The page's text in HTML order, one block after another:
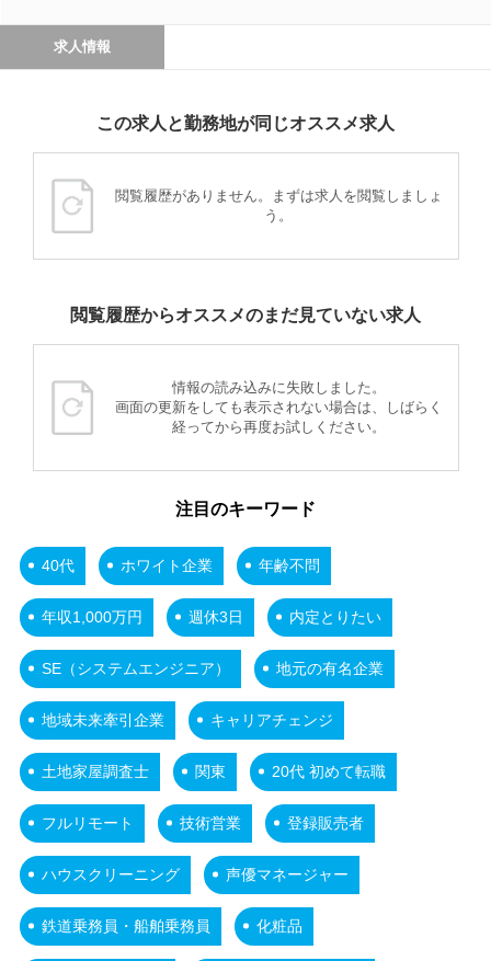
求人情報
この求人と勤務地が同じオススメ求人
閲覧履歴がありません。まずは求人を閲覧しましょ
う。
閲覧履歴からオススメのまだ見ていない求人
情報の読み込みに失敗しました。
画面の更新をしても表示されない場合は、しばらく
経ってから再度お試しください。
注目のキーワード
40代 ホワイト企業 年齢不問
年収1,000万円 週休3日 内定とりたい
SE（システムエンジニア） 地元の有名企業
地域未来牽引企業 キャリアチェンジ
土地家屋調査士 関東 20代 初めて転職
フルリモート 技術営業 登録販売者
ハウスクリーニング 声優マネージャー
鉄道乗務員・船舶乗務員 化粧品